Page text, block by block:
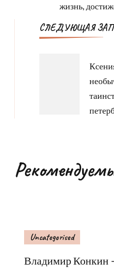
жизнь,
СЛЕДУЮЩАЯ
Uncategorised
Владимир Конкин